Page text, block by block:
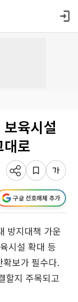
육시설
로
구글 선호매체 추가
방지대책 가운
시설 확대 등
보가 필수다.
할지 주목되고